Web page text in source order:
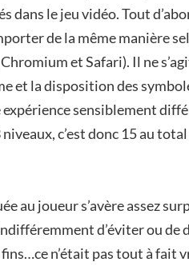
dans le jeu vidéo. Tout
de la même manière
et Safari). Il ne
et la disposition des
sensiblement
c’est donc 15 au total
au joueur s’avère assez
d’éviter ou de
n’était pas tout à fait